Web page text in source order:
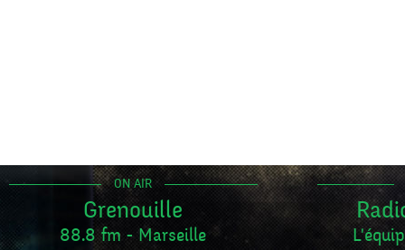
ON AIR
Grenouille
88.8 fm - Marseille